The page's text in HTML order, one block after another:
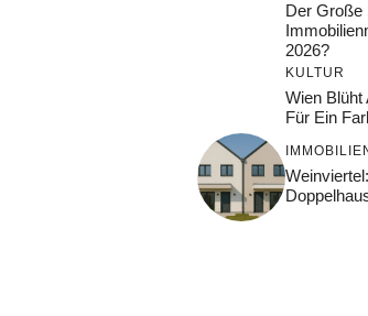
Der Große
2026?
KULTUR
Wien Blüht
Für Ein